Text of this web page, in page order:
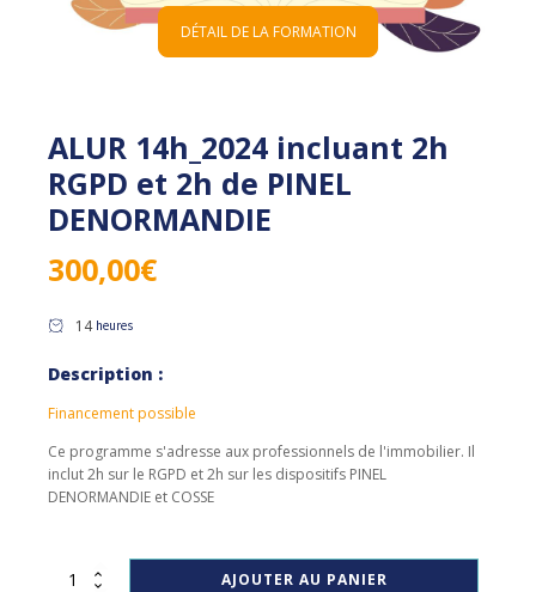
DÉTAIL DE LA FORMATION
ALUR 14h_2024 incluant 2h
RGPD et 2h de PINEL
DENORMANDIE
300,00€
14 heures
Description :
Financement possible
Ce programme s'adresse aux professionnels de l'immobilier. Il
inclut 2h sur le RGPD et 2h sur les dispositifs PINEL
DENORMANDIE et COSSE
quantité
AJOUTER AU PANIER